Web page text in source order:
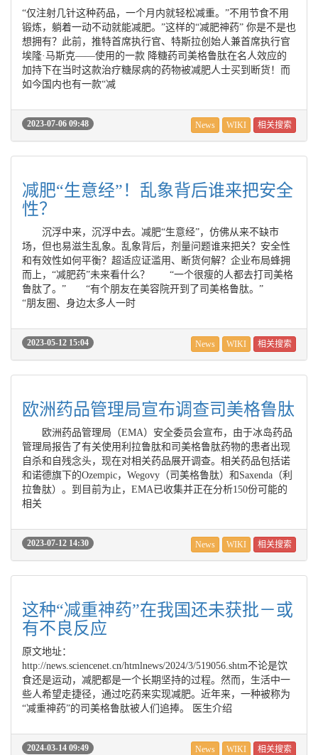
“仅注射几针这种药品，一个月内就轻松减重。”不用节食不用
锻炼，躺着一动不动就能减肥。”这样的“减肥神药” 你是不是也
想拥有？此前，推特首席执行官、特斯拉创始人兼首席执行官
埃隆·马斯克——使用的一款 降糖药司美格鲁肽在名人效应的
加持下在当时这款治疗糖尿病的药物被减肥人士买到断货！而
如今国内也有一款“减
2023-07-06 09:48 News WIKI 相关搜索
减肥“生意经”！乱象背后谁来把安全
性？
沉浮中来，沉浮中去。减肥“生意经”，仿佛从来不缺市
场，但也易滋生乱象。乱象背后，剂量问题谁来把关？安全性
和有效性如何平衡？超适应证滥用、断货何解？企业布局蜂拥
而上，“减肥药”未来看什么？ “一个很瘦的人都去打司美格
鲁肽了。” “有个朋友在美容院开到了司美格鲁肽。”
“朋友圈、身边太多人一时
2023-05-12 15:04 News WIKI 相关搜索
欧洲药品管理局宣布调查司美格鲁肽
欧洲药品管理局（EMA）安全委员会宣布，由于冰岛药品
管理局报告了有关使用利拉鲁肽和司美格鲁肽药物的患者出现
自杀和自残念头，现在对相关药品展开调查。相关药品包括诺
和诺德旗下的Ozempic，Wegovy（司美格鲁肽）和Saxenda（利
拉鲁肽）。到目前为止，EMA已收集并正在分析150份可能的
相关
2023-07-12 14:30 News WIKI 相关搜索
这种“减重神药”在我国还未获批－或
有不良反应
原文地址：
http://news.sciencenet.cn/htmlnews/2024/3/519056.shtm不论是饮
食还是运动，减肥都是一个长期坚持的过程。然而，生活中一
些人希望走捷径，通过吃药来实现减肥。近年来，一种被称为
“减重神药”的司美格鲁肽被人们追捧。 医生介绍
2024-03-14 09:49 News WIKI 相关搜索